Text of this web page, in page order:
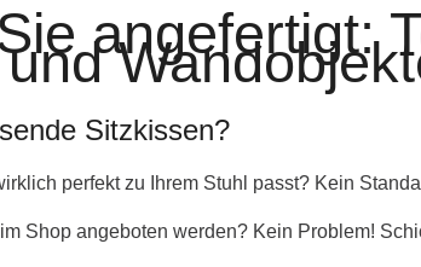
angefertigt:
Sitzkissen?
perfekt zu Ihrem Stuhl passt? Kein
Shop angeboten werden? Kein Problem!